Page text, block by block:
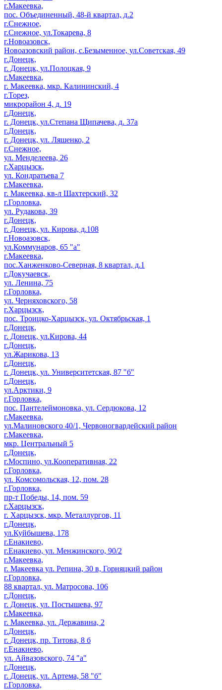
г.Макеевка,
пос. Объединенный, 48-й квартал, д.2
г.Снежное,
г.Снежное, ул.Токарева, 8
г.Новоазовск,
Новоазовский район, с.Безыменное, ул.Советская, 49
г.Донецк,
г. Донецк, ул.Полоцкая, 9
г.Макеевка,
г. Макеевка, мкр. Калининский, 4
г.Торез,
микрорайон 4, д. 19
г.Донецк,
г. Донецк, ул.Степана Щипачева, д. 37а
г.Донецк,
г. Донецк, ул. Ляшенко, 2
г.Снежное,
ул. Менделеева, 26
г.Харцызск,
ул. Кондратьева 7
г.Макеевка,
г. Макеевка, кв-л Шахтерский, 32
г.Горловка,
ул. Рудакова, 39
г.Донецк,
г. Донецк, ул. Кирова, д.108
г.Новоазовск,
ул.Коммунаров, 65 "а"
г.Макеевка,
пос.Ханженково-Северная, 8 квартал, д.1
г.Докучаевск,
ул. Ленина, 75
г.Горловка,
ул. Черняховского, 58
г.Харцызск,
пос. Троицко-Харцызск, ул. Октябрьская, 1
г.Донецк,
г. Донецк, ул.Кирова, 44
г.Донецк,
ул.Жарикова, 13
г.Донецк,
г. Донецк, ул. Университетская, 87 "б"
г.Донецк,
ул.Арктики, 9
г.Горловка,
пос. Пантелеймоновка, ул. Сердюкова, 12
г.Макеевка,
ул.Малиновского 40/1, Червоногвардейский район
г.Макеевка,
мкр. Центральный 5
г.Донецк,
г.Моспино, ул.Кооперативная, 22
г.Горловка,
ул. Комсомольская, 12, пом. 28
г.Горловка,
пр-т Победы, 14, пом. 59
г.Харцызск,
г. Харцызск, мкр. Металлургов, 11
г.Донецк,
ул.Куйбышева, 178
г.Енакиево,
г.Енакиево, ул. Менжинского, 90/2
г.Макеевка,
г. Макеевка ул. Репина, 30 в, Горняцкий район
г.Горловка,
88 квартал, ул. Матросова, 106
г.Донецк,
г. Донецк, ул. Постышева, 97
г.Макеевка,
г. Макеевка, ул. Державина, 2
г.Донецк,
г. Донецк, пр. Титова, 8 б
г.Енакиево,
ул. Айвазовского, 74 "а"
г.Донецк,
г. Донецк, ул. Артема, 58 "б"
г.Горловка,